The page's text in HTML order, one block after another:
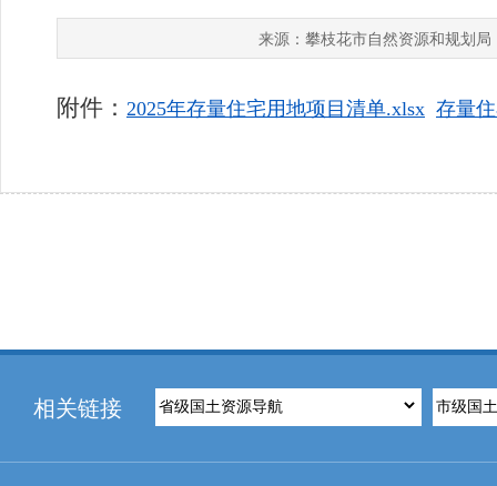
来源： 攀枝花市自然资源和规划局
附件： 2025年存量住宅用地项目清单.xlsx 存量
相关链接